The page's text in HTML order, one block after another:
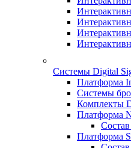
Системы Digital
Платформа
Системы
Комплекты
Платформа
Платформа